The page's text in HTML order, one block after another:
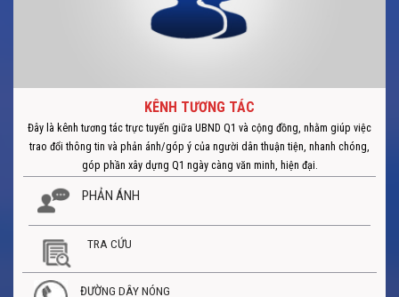
KÊNH TƯƠNG TÁC
Đây là kênh tương tác trực tuyến giữa UBND Q1 và cộng đồng, nhằm giúp việc
trao đổi thông tin và phản ánh/góp ý của người dân thuận tiện, nhanh chóng,
góp phần xây dựng Q1 ngày càng văn minh, hiện đại.
PHẢN ÁNH
TRA CỨU
ĐƯỜNG DÂY NÓNG